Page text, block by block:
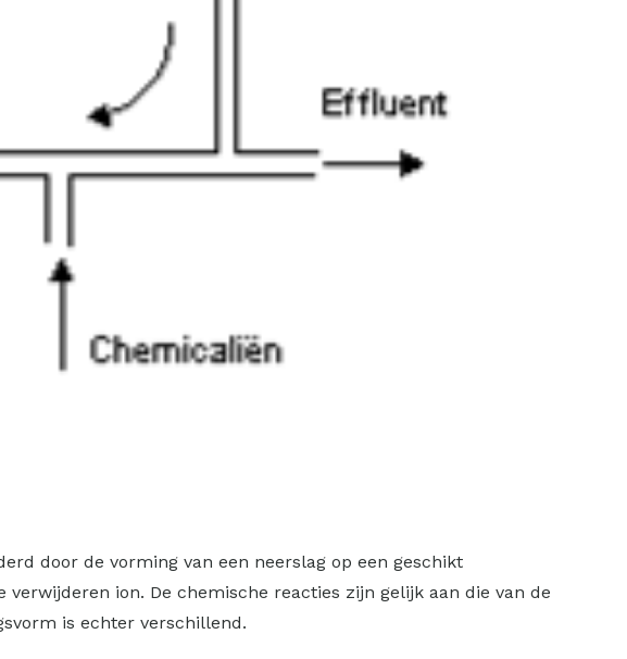
door de vorming van een neerslag op een geschikt
ion. De chemische reacties zijn gelijk aan die van de
is echter verschillend.